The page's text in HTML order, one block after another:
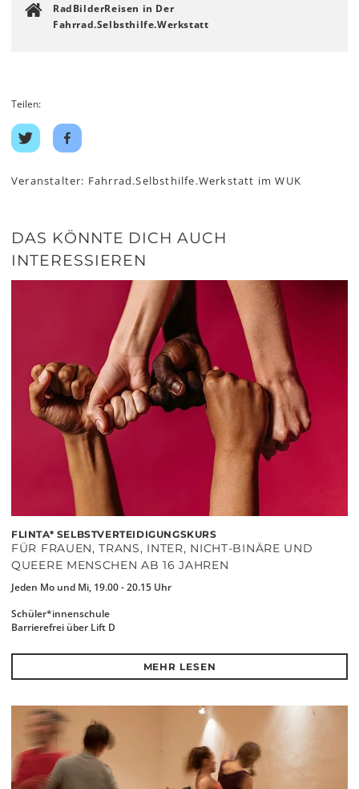
RadBilderReisen in Der
Fahrrad.Selbsthilfe.Werkstatt
Teilen:
Auf
Twitter
Auf
Facebook
Veranstalter: Fahrrad.Selbsthilfe.Werkstatt im WUK
DAS KÖNNTE DICH AUCH
INTERESSIEREN
FLINTA* SELBSTVERTEIDIGUNGSKURS
FÜR FRAUEN, TRANS, INTER, NICHT-BINÄRE UND
QUEERE MENSCHEN AB 16 JAHREN
Jeden Mo und Mi, 19.00 - 20.15 Uhr
Schüler*innenschule
Barrierefrei über Lift D
MEHR LESEN